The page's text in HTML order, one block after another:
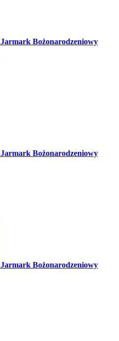
Jarmark Bożonarodzeniowy
Jarmark Bożonarodzeniowy
Jarmark Bożonarodzeniowy